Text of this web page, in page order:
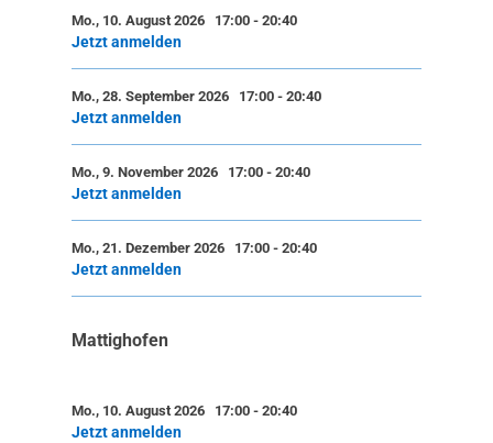
Jetzt anmelden
Mo., 10. August 2026 17:00- 20:40
Jetzt anmelden
Mo., 28. September 2026 17:00- 20:40
Jetzt anmelden
Mo., 9. November 2026 17:00- 20:40
Jetzt anmelden
Mo., 21. Dezember 2026 17:00- 20:40
Mattighofen
Jetzt anmelden
Mo., 10. August 2026 17:00- 20:40